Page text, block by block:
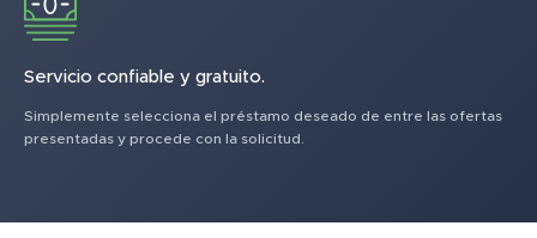
Servicio confiable y gratuito.
Simplemente selecciona el préstamo deseado de entre las ofertas
presentadas y procede con la solicitud.